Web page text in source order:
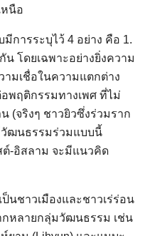
หนือ
การระบุไว้ 4 อย่าง คือ 1.
โดยเฉพาะอย่างยิ่งความ
ามเชื่อในความแตกต่าง
พฤติกรรมทางเพศ ที่ไม่
(จริงๆ ชาวยิวซึ่งร่วมราก
วัฒนธรรมร่วมแบบนี้
-อิสลาม จะมีแนวคิด
นชาวเมืองและชาวเร่ร่อน
หลายกลุ่มวัฒนธรรม เช่น